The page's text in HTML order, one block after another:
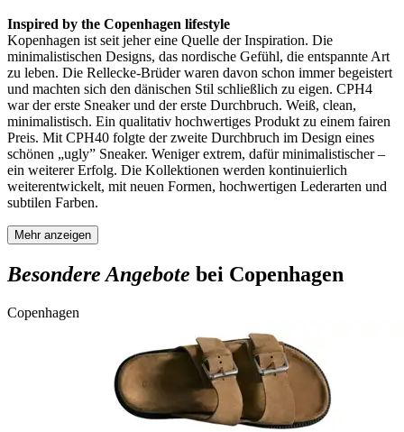
Inspired by the Copenhagen lifestyle
Kopenhagen ist seit jeher eine Quelle der Inspiration. Die
minimalistischen Designs, das nordische Gefühl, die entspannte Art
zu leben. Die Rellecke-Brüder waren davon schon immer begeistert
und machten sich den dänischen Stil schließlich zu eigen. CPH4
war der erste Sneaker und der erste Durchbruch. Weiß, clean,
minimalistisch. Ein qualitativ hochwertiges Produkt zu einem fairen
Preis. Mit CPH40 folgte der zweite Durchbruch im Design eines
schönen „ugly” Sneaker. Weniger extrem, dafür minimalistischer –
ein weiterer Erfolg. Die Kollektionen werden kontinuierlich
weiterentwickelt, mit neuen Formen, hochwertigen Lederarten und
subtilen Farben.
Mehr anzeigen
Besondere Angebote bei Copenhagen
Copenhagen